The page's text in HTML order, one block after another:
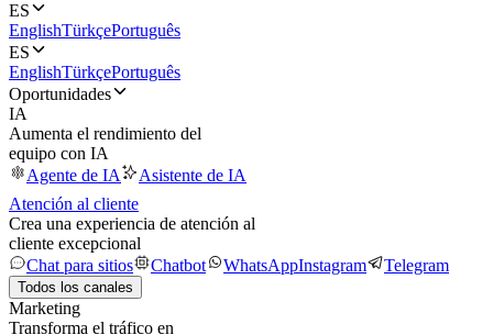
ES
EnglishTürkçePortuguês
ES
EnglishTürkçePortuguês
Oportunidades
IA
Aumenta el rendimiento del
equipo con IA
Agente de IA
Asistente de IA
Atención al cliente
Crea una experiencia de atención al
cliente excepcional
Chat para sitios
Chatbot WhatsAppInstagram Telegram
Todos los canales
Marketing
Transforma el tráfico en